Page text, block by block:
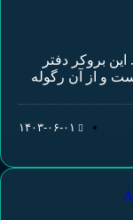
شده است. این بروکر دفتر
و از آن رگوله
۱۴۰۳-۰۶-۰۱